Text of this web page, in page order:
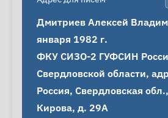
Дмитриев Алексей
января 1982 г.
ФКУ СИЗО-2 ГУФСИН
Свердловской области,
Россия, Свердловская
Кирова, д. 29А